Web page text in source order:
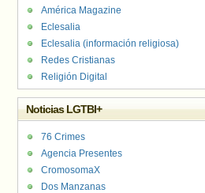
América Magazine
Eclesalia
Eclesalia (información religiosa)
Redes Cristianas
Religión Digital
Noticias LGTBI+
76 Crimes
Agencia Presentes
CromosomaX
Dos Manzanas